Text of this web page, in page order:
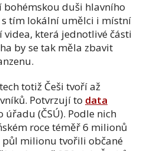
bohémskou duši hlavního
tím lokální umělci i místní
videa, která jednotlivé části
by se tak měla zbavit
totiž Češi tvoří až
Potvrzují to data
úřadu (ČSÚ). Podle nich
roce téměř 6 milionů
půl milionu tvořili občané